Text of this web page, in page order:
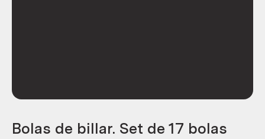
Bolas de billar. Set de 17 bolas